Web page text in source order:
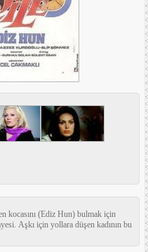
kocasını (Ediz Hun) bulmak için
Aşkı için yollara düşen kadının bu